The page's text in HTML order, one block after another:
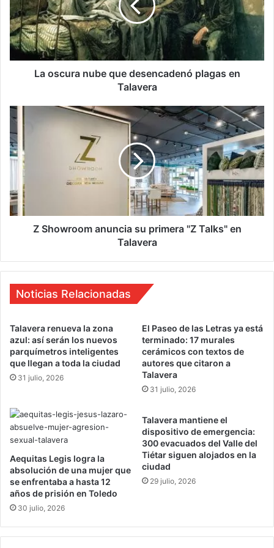
c
u
r
a
n
q
e
d
e
e
n
c
n
l
g
a
s
e
n
a
l
a
v
e
r
a
La oscura nube que desencadenó plagas en
Talavera
Z
h
o
w
o
o
m
a
u
p
r
i
m
r
a
"
Z
T
a
l
k
s
e
Z Showroom anuncia su primera "Z Talks" en
Talavera
Noticias Relacionadas
Talavera renueva la zona
azul: así serán los nuevos
parquímetros inteligentes
que llegan a toda la ciudad
31 julio, 2026
El Paseo de las Letras ya está
terminado: 17 murales
cerámicos con textos de
autores que citaron a
Talavera
31 julio, 2026
Aequitas Legis logra la
absolución de una mujer que
se enfrentaba a hasta 12
años de prisión en Toledo
30 julio, 2026
Talavera mantiene el
dispositivo de emergencia:
300 evacuados del Valle del
Tiétar siguen alojados en la
ciudad
29 julio, 2026